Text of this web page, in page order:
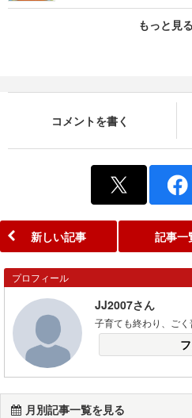
もっと見る
コメントを書く
新しい記事 記事一
プロフィール
JJ2007さん
子育ても終わり、ご
月別記事一覧を見る